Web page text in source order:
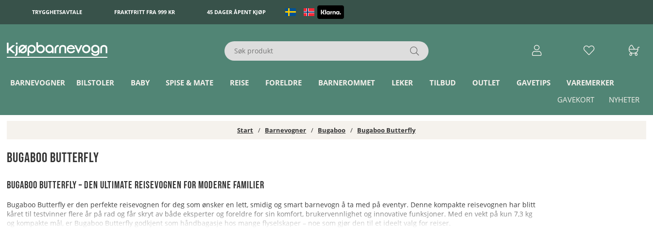
TRYGGHETSAVTALE FRAKTFRITT FRA 999 KR 45 DAGER ÅPENT KJØP
BARNEVOGNER BILSTOLER BABY SPISE & MATE REISE FORELDRE BARNEROMMET LEKER TILBUD OUTLET GAVETIPS
VAREMERKER
NYHETER
GAVEKORT
Start Barnevogner Bugaboo Bugaboo Butterfly
Bugaboo Butterfly
Bugaboo Butterfly – Den ultimate reisevognen for moderne familier
Bugaboo Butterfly er den perfekte reisevognen for deg som ønsker en lett, smidig og smart barnevogn å ta med på eventyr. Denne kompakte reisevognen har blitt
kåret til testvinner flere år på rad og får skryt av både eksperter og foreldre for sin komfort, brukervennlighet og innovative funksjoner. Med en vekt på kun 7,3 kg
og kompakte mål, er Bugaboo Butterfly godkjent som håndbagasje hos mange flyselskaper – noe som gjør den til et ideelt valg for reiser.